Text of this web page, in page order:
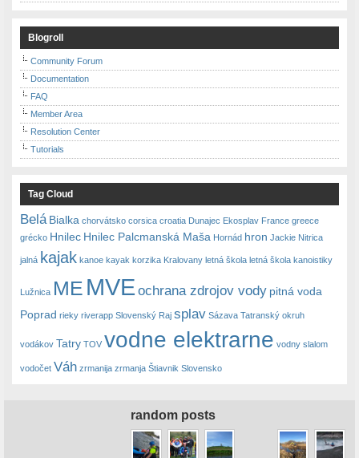
Blogroll
Community Forum
Documentation
FAQ
Member Area
Resolution Center
Tutorials
Tag Cloud
Belá Bialka chorvátsko corsica croatia Dunajec Ekosplav France greece
grécko Hnilec Hnilec Palcmanská Maša Hornád hron Jackie Nitrica
jalná kajak kanoe kayak korzika Kralovany letná škola letná škola kanoistiky
Lužnica ME MVE ochrana zdrojov vody pitná voda
Poprad rieky riverapp Slovenský Raj splav Sázava Tatranský okruh
vodákov Tatry TOV vodne elektrarne vodny slalom
vodočet Váh zrmanija zrmanja Štiavnik Slovensko
random posts